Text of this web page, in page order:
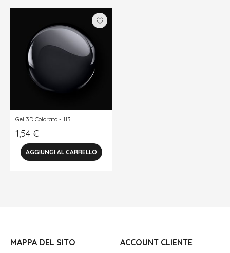
Gel 3D Colorato - 113
1,54 €
MAPPA DEL SITO ACCOUNT CLIENTE